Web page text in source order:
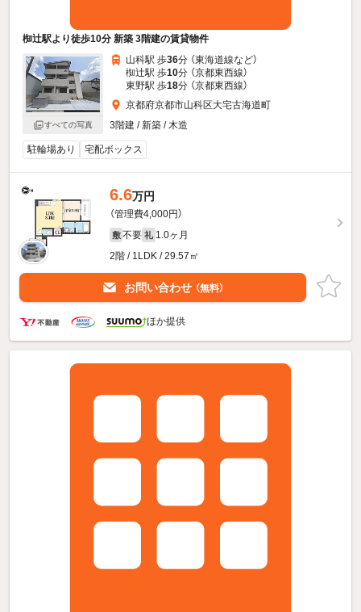
椥辻駅より徒歩10分 新築 3階建の賃貸物件
すべての写真
山科駅 歩36分 （東海道線など）
椥辻駅 歩10分 （京都東西線）
東野駅 歩18分 （京都東西線）
京都府京都市山科区大宅古海道町
3階建 / 新築 / 木造
駐輪場あり 宅配ボックス
6.6万円
（管理費4,000円）
敷 不要 礼 1.0ヶ月
2階 / 1LDK / 29.57㎡
お問い合わせ （無料）
ほか提供